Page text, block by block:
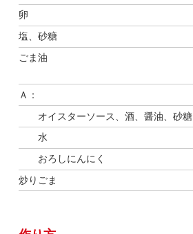
卵
塩、砂糖
ごま油
Ａ：
オイスターソース、酒、醤油、砂糖
水
おろしにんにく
炒りごま